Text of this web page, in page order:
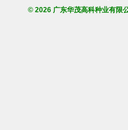
© 2026 广东华茂高科种业有